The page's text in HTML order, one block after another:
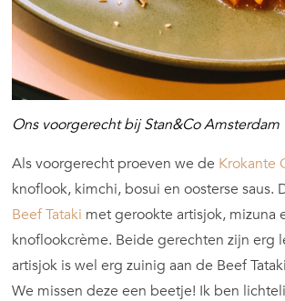
Ons voorgerecht bij Stan&Co Amsterdam
Als voorgerecht proeven we de Krokante
knoflook, kimchi, bosui en oosterse saus.
Beef Tataki met gerookte artisjok, mizuna
knoflookcrème. Beide gerechten zijn erg
artisjok is wel erg zuinig aan de Beef
We missen deze een beetje! Ik ben